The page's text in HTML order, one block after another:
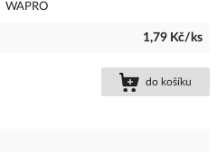
WAPRO
1,79 Kč/ks
do košíku